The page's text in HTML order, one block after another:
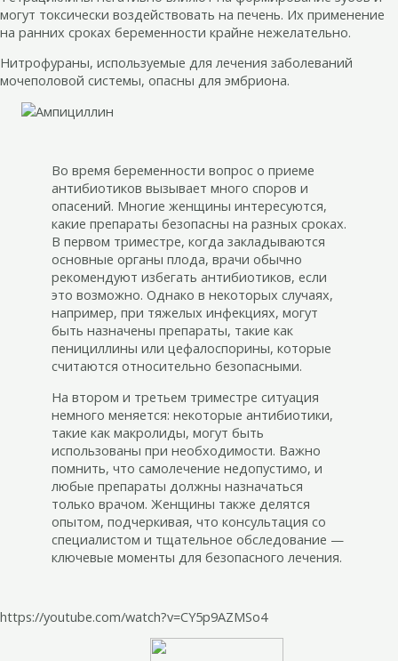
могут токсически воздействовать на печень. Их применение
на ранних сроках беременности крайне нежелательно.
Нитрофураны, используемые для лечения заболеваний
мочеполовой системы, опасны для эмбриона.
Во время беременности вопрос о приеме
антибиотиков вызывает много споров и
опасений. Многие женщины интересуются,
какие препараты безопасны на разных сроках.
В первом триместре, когда закладываются
основные органы плода, врачи обычно
рекомендуют избегать антибиотиков, если
это возможно. Однако в некоторых случаях,
например, при тяжелых инфекциях, могут
быть назначены препараты, такие как
пенициллины или цефалоспорины, которые
считаются относительно безопасными.
На втором и третьем триместре ситуация
немного меняется: некоторые антибиотики,
такие как макролиды, могут быть
использованы при необходимости. Важно
помнить, что самолечение недопустимо, и
любые препараты должны назначаться
только врачом. Женщины также делятся
опытом, подчеркивая, что консультация со
специалистом и тщательное обследование —
ключевые моменты для безопасного лечения.
https://youtube.com/watch?v=CY5p9AZMSo4